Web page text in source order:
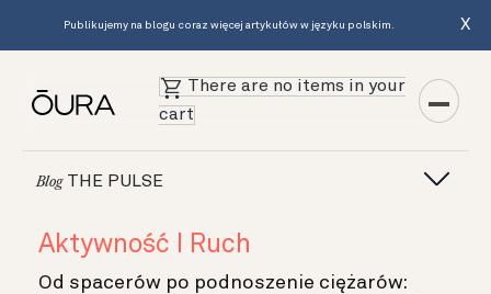
Publikujemy na blogu coraz więcej artykułów w języku polskim. X
There are no items in your
cart
BlogTHE PULSE
Aktywność I Ruch
Od spacerów po podnoszenie ciężarów: